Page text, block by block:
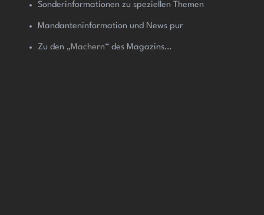
Sonderinformationen zu speziellen Themen
Mandanteninformation und News pur
Zu den „Machern“ des Magazins…